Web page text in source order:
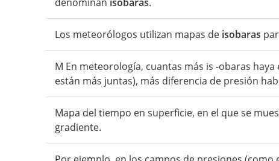
Los meteorólogos utilizan mapas de isobaras
M En meteorología, cuantas más is -obaras
están más juntas), más diferencia de presión
Mapa del tiempo en superficie, en el que se
gradiente.